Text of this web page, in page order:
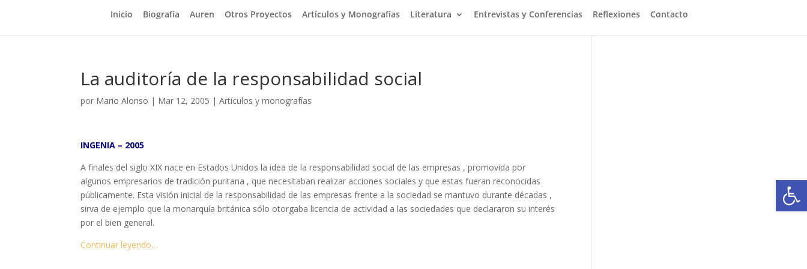
Inicio Biografía Auren Otros Proyectos Artículos y Monografías Literatura Entrevistas y Conferencias Reflexiones Contacto
La auditoría de la responsabilidad social
por Mario Alonso | Mar 12, 2005 |Artículos y monografías
INGENIA – 2005
A finales del siglo XIX nace en Estados Unidos la idea de la responsabilidad social de las empresas , promovida por
algunos empresarios de tradición puritana , que necesitaban realizar acciones sociales y que estas fueran reconocidas
públicamen­te. Esta visión inicial de la responsabilidad de las empresas frente a la sociedad se mantuvo durante décadas ,
sirva de ejemplo que la monarquía británica sólo otor­gaba licencia de actividad a las sociedades que declararon su interés
por el bien general.
Continuar leyendo…